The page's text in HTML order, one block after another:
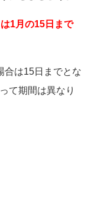
1月の15日まで
合は15日までとな
て期間は異なり